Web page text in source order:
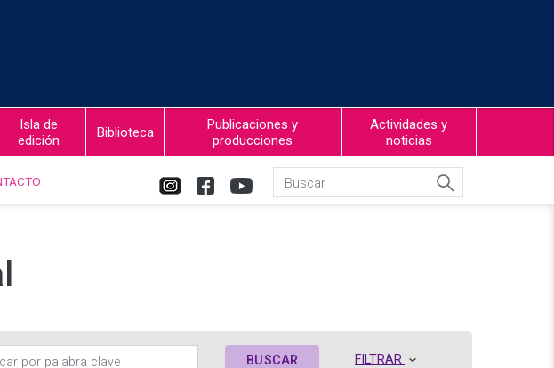
Isla de
edición
Biblioteca
Publicaciones y
producciones
Actividades y
noticias
FILTRAR